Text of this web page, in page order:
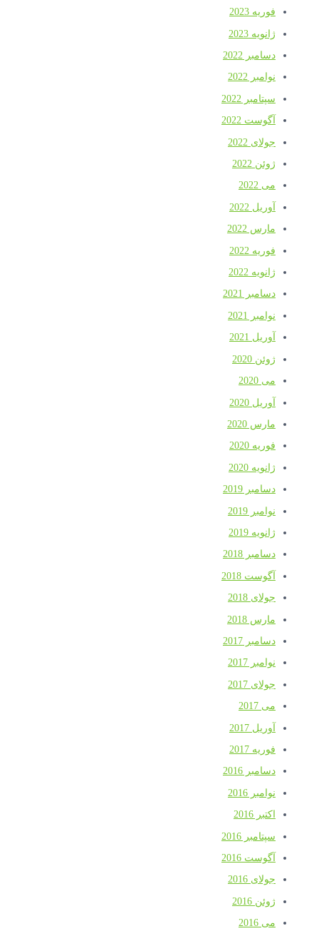
فوریه 2023
ژانویه 2023
دسامبر 2022
نوامبر 2022
سپتامبر 2022
آگوست 2022
جولای 2022
ژوئن 2022
می 2022
آوریل 2022
مارس 2022
فوریه 2022
ژانویه 2022
دسامبر 2021
نوامبر 2021
آوریل 2021
ژوئن 2020
می 2020
آوریل 2020
مارس 2020
فوریه 2020
ژانویه 2020
دسامبر 2019
نوامبر 2019
ژانویه 2019
دسامبر 2018
آگوست 2018
جولای 2018
مارس 2018
دسامبر 2017
نوامبر 2017
جولای 2017
می 2017
آوریل 2017
فوریه 2017
دسامبر 2016
نوامبر 2016
اکتبر 2016
سپتامبر 2016
آگوست 2016
جولای 2016
ژوئن 2016
می 2016